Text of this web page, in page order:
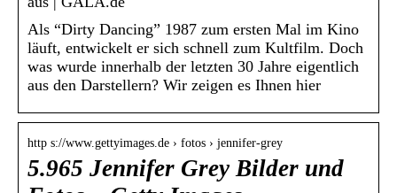
Als “Dirty Dancing” 1987 zum ersten Mal im Kino
läuft, entwickelt er sich schnell zum Kultfilm. Doch
was wurde innerhalb der letzten 30 Jahre eigentlich
aus den Darstellern? Wir zeigen es Ihnen hier
http s://www.gettyimages.de › fotos › jennifer-grey
5.965 Jennifer Grey Bilder und